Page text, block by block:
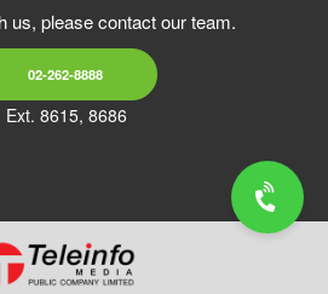
us, please contact our team.
02-262-8888
Ext. 8615, 8686